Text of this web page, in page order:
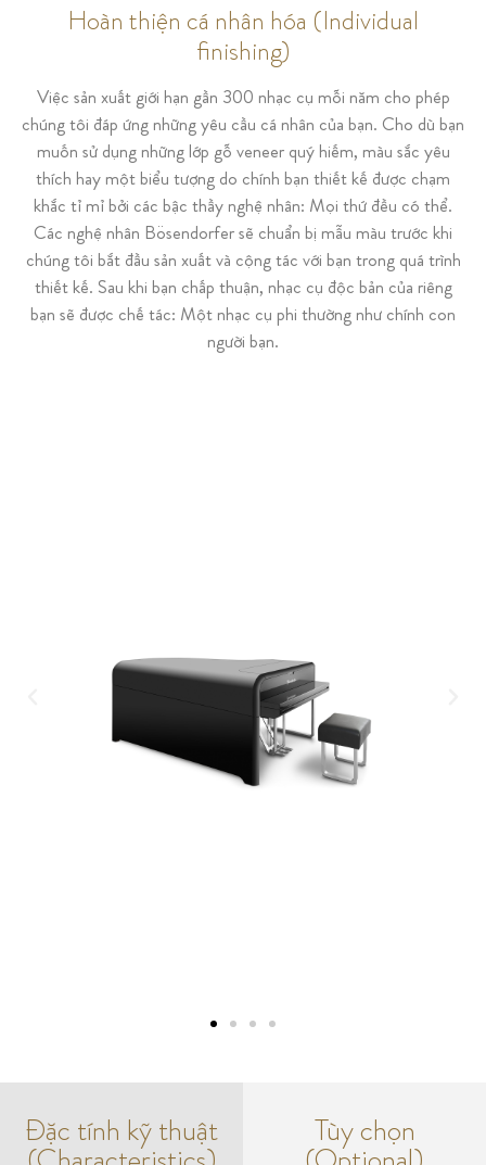
Hoàn thiện cá nhân hóa (Individual
finishing)
Việc sản xuất giới hạn gần 300 nhạc cụ mỗi năm cho phép
chúng tôi đáp ứng những yêu cầu cá nhân của bạn. Cho dù bạn
muốn sử dụng những lớp gỗ veneer quý hiếm, màu sắc yêu
thích hay một biểu tượng do chính bạn thiết kế được chạm
khắc tỉ mỉ bởi các bậc thầy nghệ nhân: Mọi thứ đều có thể.
Các nghệ nhân Bösendorfer sẽ chuẩn bị mẫu màu trước khi
chúng tôi bắt đầu sản xuất và cộng tác với bạn trong quá trình
thiết kế. Sau khi bạn chấp thuận, nhạc cụ độc bản của riêng
bạn sẽ được chế tác: Một nhạc cụ phi thường như chính con
người bạn.
Đặc tính kỹ thuật Tùy chọn